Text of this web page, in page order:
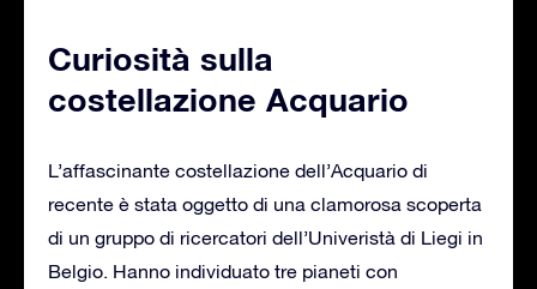
Curiosità sulla
costellazione Acquario
L’affascinante costellazione dell’Acquario di
recente è stata oggetto di una clamorosa scoperta
di un gruppo di ricercatori dell’Univeristà di Liegi in
Belgio. Hanno individuato tre pianeti con